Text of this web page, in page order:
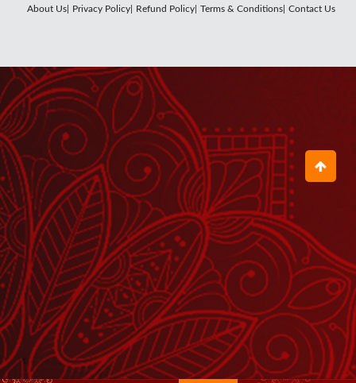
ठाकुर जी का अपना घर है वृंदावन
कथा में वही आता है, जिसे भगवान से प्रेम होता है
May 29, 2026
गोपी गीत की ये पंक्तियाँ सुनकर मन भक्ति से भर
जाएगा
June 30, 2026
घर के मंदिर में विराजित भगवान की मूर्ति को
निर्जीव मत समझो
June 01, 2026
जब ठाकुर जी 100 वर्षों बाद राधा रानी से मिले
June 17, 2026
About Us| Privacy Policy| Refund Policy| Terms & Conditions| Contact Us